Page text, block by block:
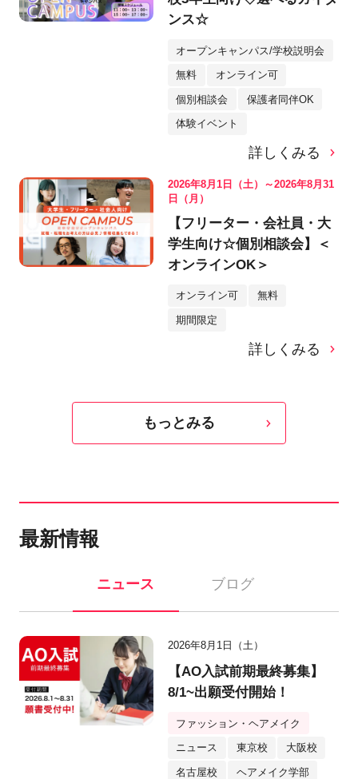
ンス☆
オープンキャンパス/学校説明会
無料 オンライン可
個別相談会 保護者同伴OK
体験イベント
詳しくみる
2026年8月1日（土）～2026年8月31
日（月）
【フリーター・会社員・大
学生向け☆個別相談会】＜
オンラインOK＞
オンライン可 無料
期間限定
詳しくみる
もっとみる
最新情報
ニュース ブログ
2026年8月1日（土）
【AO入試前期最終募集】
8/1~出願受付開始！
ファッション・ヘアメイク
ニュース 東京校 大阪校
名古屋校 ヘアメイク学部